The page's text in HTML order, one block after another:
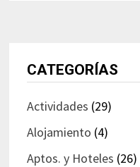
CATEGORÍAS
Actividades (29)
Alojamiento (4)
Aptos. y Hoteles (26)